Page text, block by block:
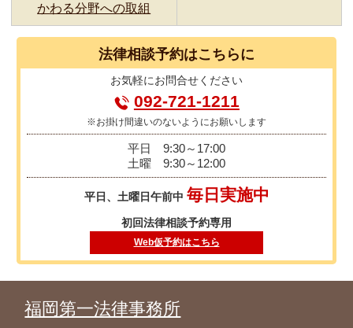
かわる分野への取組
法律相談予約はこちらに
お気軽にお問合せください
092-721-1211
※お掛け間違いのないようにお願いします
平日
9:30～17:00
土曜
9:30～12:00
平日、土曜日午前中 毎日実施中
初回法律相談予約専用
Web仮予約はこちら
福岡第一法律事務所